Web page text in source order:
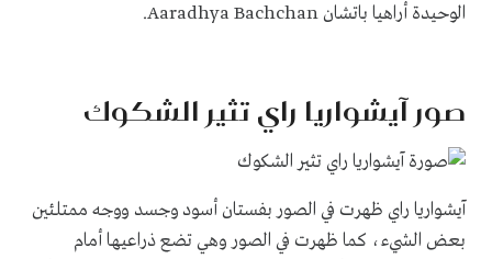
الوحيدة أراهيا باتشانAaradhya Bachchan
.
صور آيشواريا راي تثير الشكوك
آيشواريا راي ظهرت في الصور بفستان أسود وجسد ووجه ممتلئين
بعض الشيء، كما ظهرت في الصور وهي تضع ذراعيها أمام